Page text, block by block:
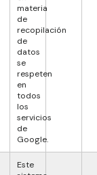
materia
de
recopilación
de
datos
se
respeten
en
todos
los
servicios
de
Google.
Este